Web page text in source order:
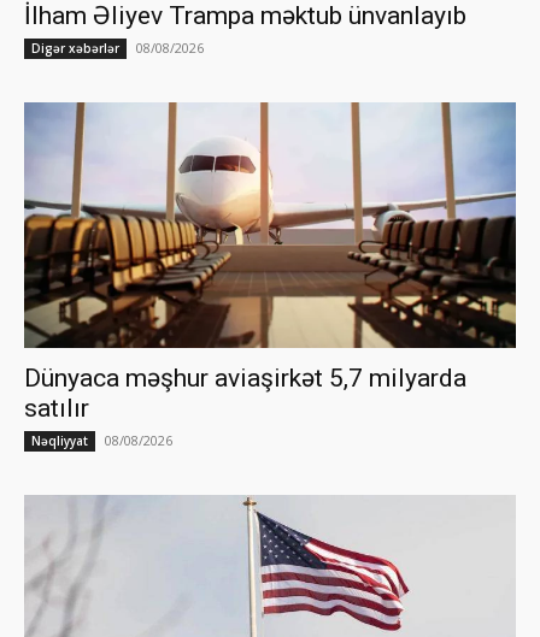
İlham Əliyev Trampa məktub ünvanlayıb
Digər xəbərlər 08/08/2026
Dünyaca məşhur aviaşirkət 5,7 milyarda
satılır
Nəqliyyat 08/08/2026